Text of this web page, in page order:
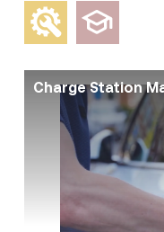
Charge Station